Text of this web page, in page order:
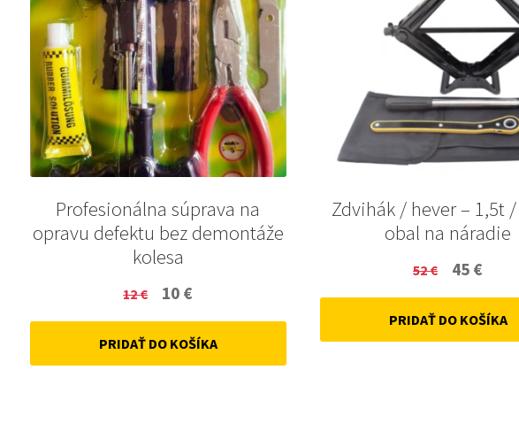
Profesionálna súprava na
opravu defektu bez demontáže
kolesa
12€
Original
price
was:
10 €
price
is:
PRIDAŤ DO KOŠÍKA
Zdvihák / hever – 1,5t
obal na náradie
52€
Original
price
was:
45 €
price
is:
PRIDAŤ DO KOŠÍKA